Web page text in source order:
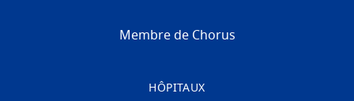
Membre de Chorus
HÔPITAUX